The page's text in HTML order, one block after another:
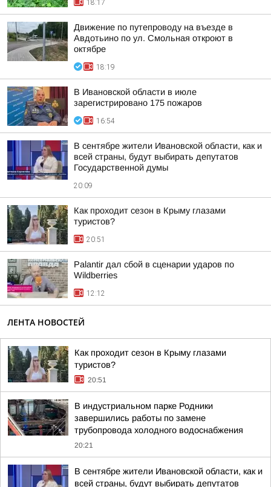
18:17
Движение по путепроводу на въезде в
Авдотьино по ул. Смольная откроют в
октябре
18:19
В Ивановской области в июле
зарегистрировано 175 пожаров
16:54
В сентябре жители Ивановской области, как и
всей страны, будут выбирать депутатов
Государственной думы
20:09
Как проходит сезон в Крыму глазами
туристов?
20:51
Palantir дал сбой в сценарии ударов по
Wildberries
12:12
ЛЕНТА НОВОСТЕЙ
Как проходит сезон в Крыму глазами
туристов?
20:51
В индустриальном парке Родники
завершились работы по замене
трубопровода холодного водоснабжения
20:21
В сентябре жители Ивановской области, как и
всей страны, будут выбирать депутатов